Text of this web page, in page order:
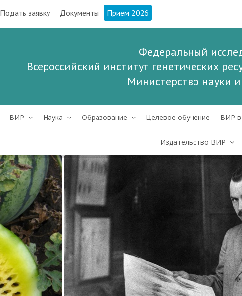
Подать заявку Документы Прием 2026
Федеральный
Всероссийский институт генетических
Министерство науки
ВИР Наука Образование Целевое обучение ВИР в
Издательство ВИР